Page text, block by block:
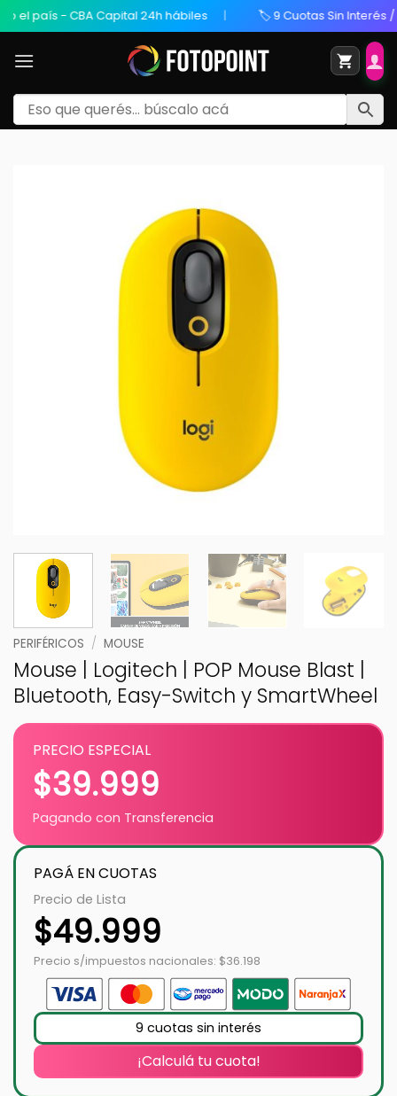
- CBA Capital 24h hábiles 🏷️ 9 Cuotas Sin Interés / 20%
PERIFÉRICOS / MOUSE
Mouse | Logitech | POP Mouse Blast |
Bluetooth, Easy-Switch y SmartWheel
PRECIO ESPECIAL
$39.999
Pagando con Transferencia
PAGÁ EN CUOTAS
Precio de Lista
$49.999
Precio s/impuestos nacionales: $36.198
9 cuotas sin interés
¡Calculá tu cuota!